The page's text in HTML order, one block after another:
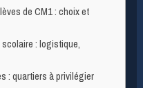
de CM1 : choix et
: logistique,
: quartiers à privilégier